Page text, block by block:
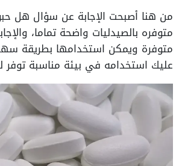
من هنا أصبحت الإجابة عن سؤال هل
متوفره بالصيدليات واضحة تماما،
متوفرة ويمكن استخدامها بطريقة
عليك استخدامه في بيئة مناسبة توفر